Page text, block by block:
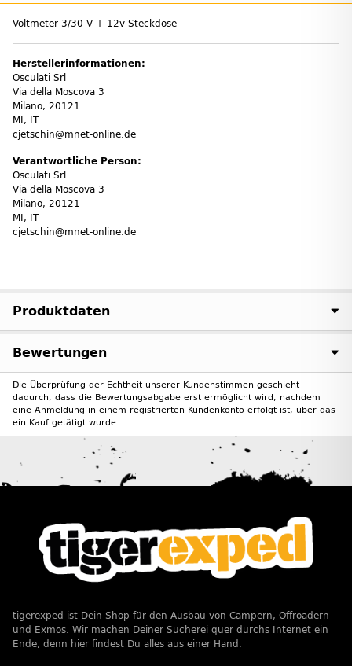
Voltmeter 3/30 V + 12v Steckdose
Herstellerinformationen:
Osculati Srl
Via della Moscova 3
Milano, 20121
MI, IT
cjetschin@mnet-online.de
Verantwortliche Person:
Osculati Srl
Via della Moscova 3
Milano, 20121
MI, IT
cjetschin@mnet-online.de
Produktdaten
Bewertungen
Die Überprüfung der Echtheit unserer Kundenstimmen geschieht
dadurch, dass die Bewertungsabgabe erst ermöglicht wird, nachdem
eine Anmeldung in einem registrierten Kundenkonto erfolgt ist, über das
ein Kauf getätigt wurde.
tigerexped ist Dein Shop für den Ausbau von Campern, Offroadern
und Exmos. Wir machen Deiner Sucherei quer durchs Internet ein
Ende, denn hier findest Du alles aus einer Hand.